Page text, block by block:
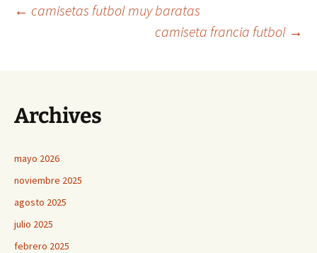
Navegación
entradas
← camisetas futbol muy baratas
camiseta francia futbol →
Archives
mayo 2026
noviembre 2025
agosto 2025
julio 2025
febrero 2025